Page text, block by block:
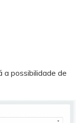
a possibilidade de